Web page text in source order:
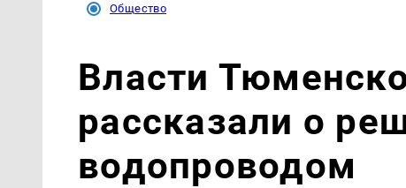
Общество
Власти
рассказали о
водопроводом